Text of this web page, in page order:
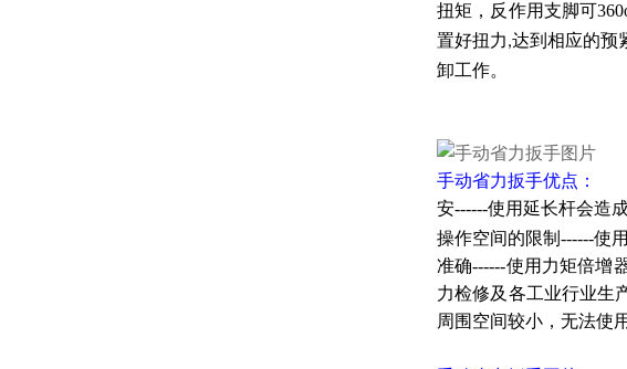
扭矩，反作用支脚可
置好扭力,达到相应的预
卸工作。
手动省力扳手优点：
安------使用延长杆会造
操作空间的限制------使
准确------使用力矩倍增
力检修及各工业行业生
周围空间较小，无法使